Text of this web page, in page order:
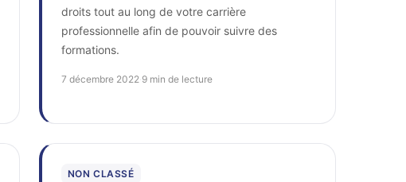
droits tout au long de votre carrière
professionnelle afin de pouvoir suivre des
formations.
7 décembre 2022 9 min de lecture
NON CLASSÉ